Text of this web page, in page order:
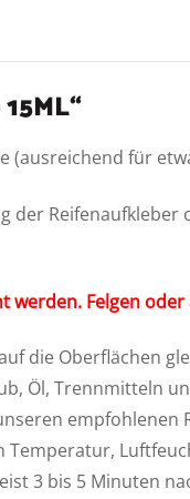
(ausreichend für
werden. Felgen
die Oberflächen
Öl, Trennmitteln
empfohlenen
3 bis 5 Minuten